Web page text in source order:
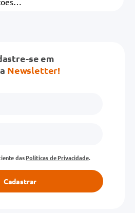
se em
Newsletter!
dasPolíticas de Privacidade.
Cadastrar